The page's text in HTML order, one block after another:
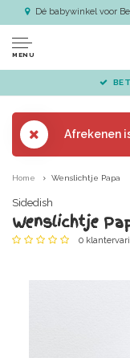
Dé babywinkel voor
MENU
Afrekenen
Home Wenslichtje Papa
Sidedish
Wenslichtje
0